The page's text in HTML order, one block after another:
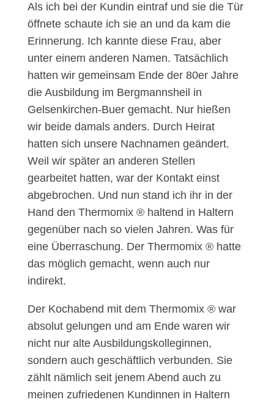
Als ich bei der Kundin eintraf und sie die Tür
öffnete schaute ich sie an und da kam die
Erinnerung. Ich kannte diese Frau, aber
unter einem anderen Namen. Tatsächlich
hatten wir gemeinsam Ende der 80er Jahre
die Ausbildung im Bergmannsheil in
Gelsenkirchen-Buer gemacht. Nur hießen
wir beide damals anders. Durch Heirat
hatten sich unsere Nachnamen geändert.
Weil wir später an anderen Stellen
gearbeitet hatten, war der Kontakt einst
abgebrochen. Und nun stand ich ihr in der
Hand den Thermomix ® haltend in Haltern
gegenüber nach so vielen Jahren. Was für
eine Überraschung. Der Thermomix ® hatte
das möglich gemacht, wenn auch nur
indirekt.
Der Kochabend mit dem Thermomix ® war
absolut gelungen und am Ende waren wir
nicht nur alte Ausbildungskolleginnen,
sondern auch geschäftlich verbunden. Sie
zählt nämlich seit jenem Abend auch zu
meinen zufriedenen Kundinnen in Haltern